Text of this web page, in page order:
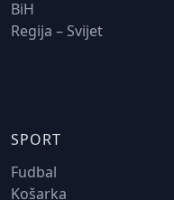
BiH
Regija – Svijet
SPORT
Fudbal
Košarka